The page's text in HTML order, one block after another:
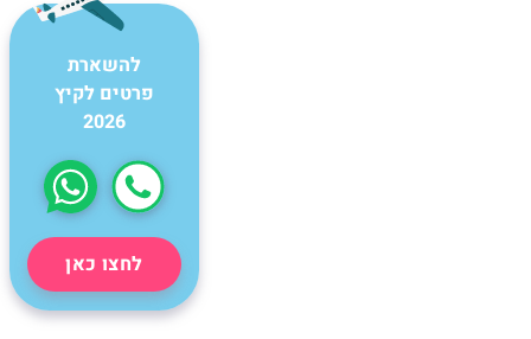
להשארת
פרטים לקיץ
2026
לחצו כאן